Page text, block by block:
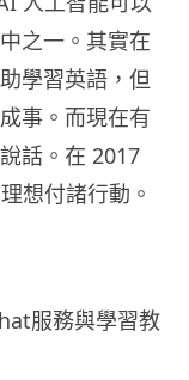
之一。其實在
學習英語，但
事。而現在有
話。在 2017
想付諸行動。
服務與學習教